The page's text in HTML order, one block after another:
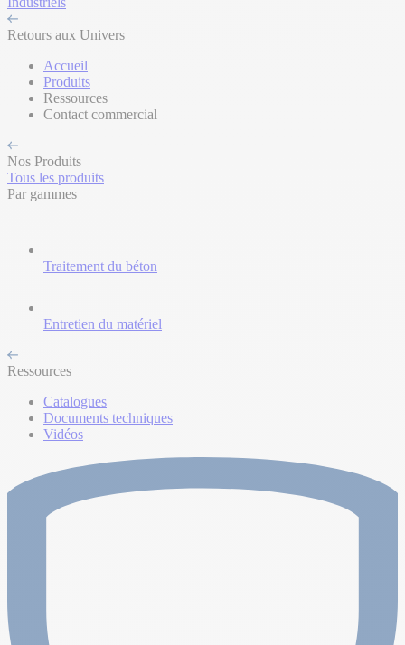
Retours aux Univers
Accueil
Produits
Ressources
Contact commercial
Nos Produits
Tous les produits
Par gammes
Traitement du béton
Entretien du matériel
Ressources
Catalogues
Documents techniques
Vidéos